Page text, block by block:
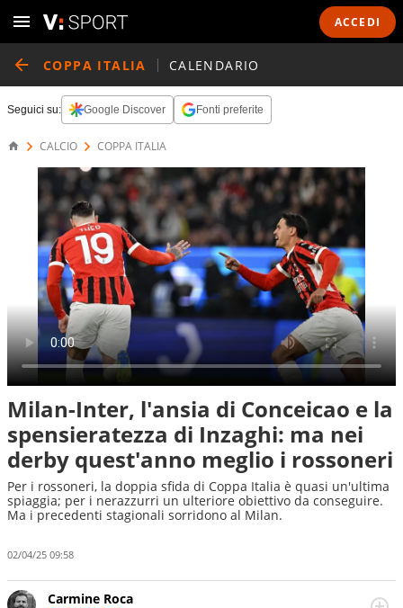
ACCEDI
COPPA ITALIA CALENDARIO
Seguici su: Google Discover Fonti preferite
CALCIO COPPA ITALIA
Milan-Inter, l'ansia di Conceicao e la
spensieratezza di Inzaghi: ma nei
derby quest'anno meglio i rossoneri
Per i rossoneri, la doppia sfida di Coppa Italia è quasi un'ultima
spiaggia; per i nerazzurri un ulteriore obiettivo da conseguire.
Ma i precedenti stagionali sorridono al Milan.
02/04/25 09:58
Carmine Roca